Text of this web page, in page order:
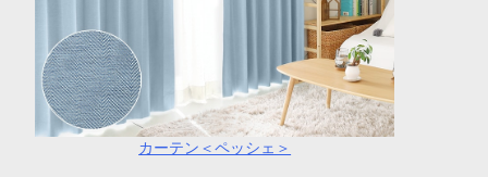
カーテン＜ペッシェ＞